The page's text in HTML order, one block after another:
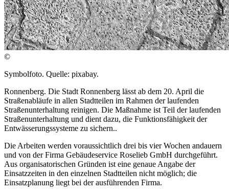
©
Symbolfoto. Quelle: pixabay.
Ronnenberg. Die Stadt Ronnenberg lässt ab dem 20. April die
Straßenabläufe in allen Stadtteilen im Rahmen der laufenden
Straßenunterhaltung reinigen. Die Maßnahme ist Teil der laufenden
Straßenunterhaltung und dient dazu, die Funktionsfähigkeit der
Entwässerungssysteme zu sichern..
Die Arbeiten werden voraussichtlich drei bis vier Wochen andauern
und von der Firma Gebäudeservice Roselieb GmbH durchgeführt.
Aus organisatorischen Gründen ist eine genaue Angabe der
Einsatzzeiten in den einzelnen Stadtteilen nicht möglich; die
Einsatzplanung liegt bei der ausführenden Firma.